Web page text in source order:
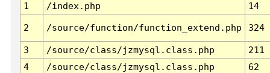
1
/index.php 14
2 /source/function/function_extend.php 324
3 /source/class/jzmysql.class.php
211
4
/source/class/jzmysql.class.php
62